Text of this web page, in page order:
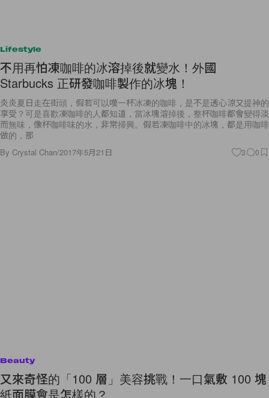
Lifestyle
不用再怕凍咖啡的冰溶掉後就變水！外國
Starbucks 正研發咖啡製作的冰塊！
炎炎夏日走在街頭，假若可以嘆一杯冰凍的咖啡，是不是透心涼又提神的
享受？可是喜歡凍咖啡的人都知道，當冰塊溶掉後，整杯咖啡都會變得淡
而無味，像杯咖啡味的水，非常掃興。假若凍咖啡中的冰塊，都是用咖啡
做的，那
By Crystal Chan/2017年5月21日 3 0
Beauty
又來奇怪的「100 層」美容挑戰！一口氣敷 100 塊
紙面膜會是怎樣的？